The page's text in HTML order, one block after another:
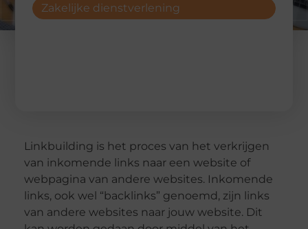
Zakelijke dienstverlening
Linkbuilding is het proces van het verkrijgen
van inkomende links naar een website of
webpagina van andere websites. Inkomende
links, ook wel “backlinks” genoemd, zijn links
van andere websites naar jouw website. Dit